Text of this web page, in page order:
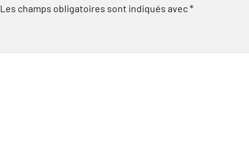
Les champs obligatoires sont indiqués avec*